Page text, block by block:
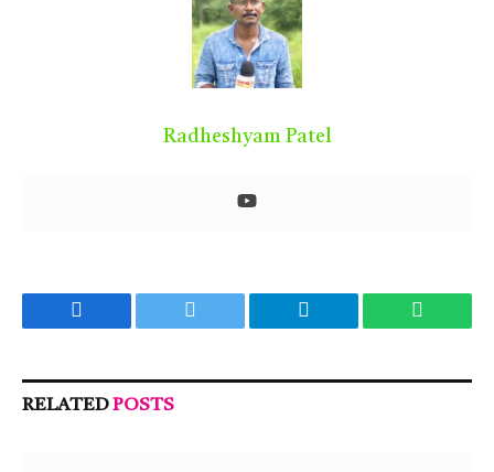
Radheshyam Patel
Facebook Twitter Telegram
RELATEDPOSTS